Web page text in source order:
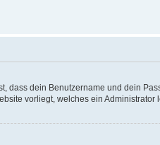
dass dein Benutzername und dein
vorliegt, welches ein Administrator